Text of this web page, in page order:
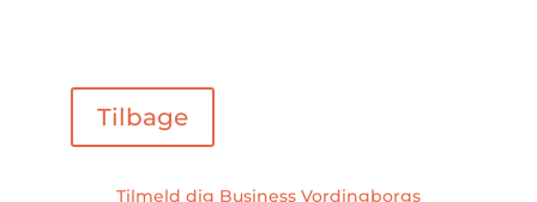
Tilbage
Tilmeld dig Business Vordingborgs